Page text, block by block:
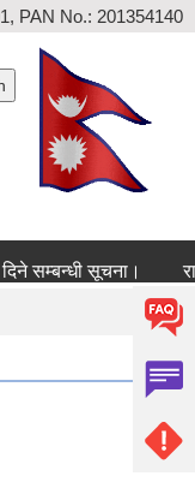
PAN No.: 201354140
सूचना।
सूचना